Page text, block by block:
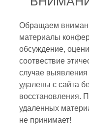
Обращаем
материалы
обсуждение,
соотвествие
случае
удалены с сайта
восстановления.
удаленных
не принимает!